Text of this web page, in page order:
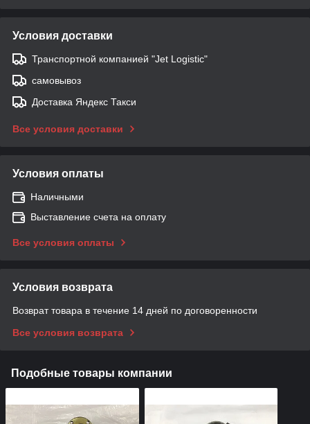
Условия доставки
Транспортной компанией "Jet Logistic"
самовывоз
Доставка Яндекс Такси
Все условия доставки
Условия оплаты
Наличными
Выставление счета на оплату
Все условия оплаты
Условия возврата
Возврат товара в течение 14 дней по договоренности
Все условия возврата
Подобные товары компании